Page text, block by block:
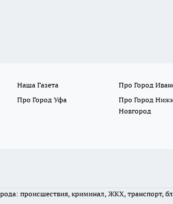
Наша Газета
Про Город
Про Город Уфа
Про Город
Новгород
происшествия, криминал, ЖКХ, транспорт,